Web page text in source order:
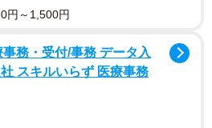
代わらないのか理解できない」
るべき 」派と、「窓際席や並びの
ておかないのか？」「自分が予
円～1,500円
務・受付/事務 データ入
スキルいらず 医療事務